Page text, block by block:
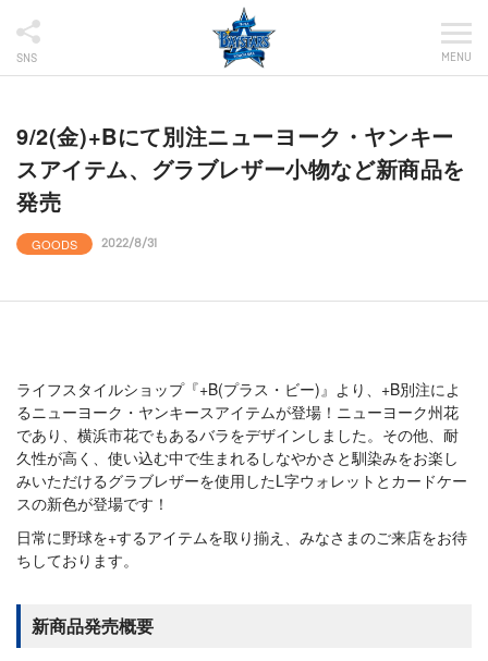
SNS MENU
9/2(金)+Bにて別注ニューヨーク・ヤンキー
スアイテム、グラブレザー小物など新商品を
発売
GOODS 2022/8/31
ライフスタイルショップ『+B(プラス・ビー)』より、+B別注によ
るニューヨーク・ヤンキースアイテムが登場！ニューヨーク州花
であり、横浜市花でもあるバラをデザインしました。その他、耐
久性が高く、使い込む中で生まれるしなやかさと馴染みをお楽し
みいただけるグラブレザーを使用したL字ウォレットとカードケー
スの新色が登場です！
日常に野球を+するアイテムを取り揃え、みなさまのご来店をお待
ちしております。
新商品発売概要